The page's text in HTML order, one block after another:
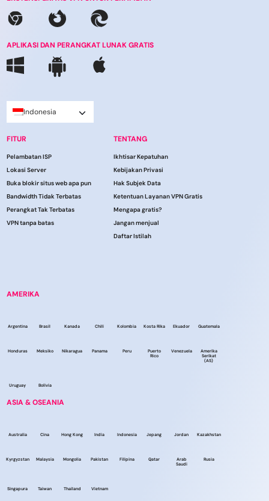
APLIKASI DAN PERANGKAT LUNAK GRATIS
Indonesia
FITUR
Pelambatan ISP
Lokasi Server
Buka blokir situs web apa pun
Bandwidth Tidak Terbatas
Perangkat Tak Terbatas
VPN tanpa batas
TENTANG
Ikhtisar Kepatuhan
Kebijakan Privasi
Hak Subjek Data
Ketentuan Layanan VPN Gratis
Mengapa gratis?
Jangan menjual
Daftar Istilah
AMERIKA
Argentina Brasil Kanada Chili Kolombia Kosta Rika Ekuador Guatemala
Honduras Meksiko Nikaragua Panama Peru
Puerto
Rico
Venezuela
Amerika
Serikat
(AS)
Uruguay Bolivia
ASIA & OSEANIA
Australia Cina Hong Kong India Indonesia Jepang Jordan Kazakhstan
Kyrgyzstan Malaysia Mongolia Pakistan Filipina Qatar
Arab
Saudi
Rusia
Singapura Taiwan Thailand Vietnam